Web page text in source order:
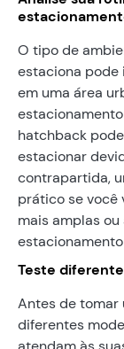
O tipo de
estaciona pode
em uma área
hatchback
estacionar
contrapartida,
prático se você
mais amplas
Teste
Antes de tomar
diferentes